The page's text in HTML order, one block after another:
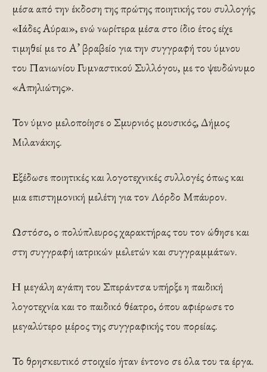
μέσα από την έκδοση της πρώτης ποιητικής του συλλογής
«Ιάδες Αύραι», ενώ νωρίτερα μέσα στο ίδιο έτος είχε
τιμηθεί με το Α’ βραβείο για την συγγραφή του ύμνου
του Πανιωνίου Γυμναστικού Συλλόγου, με το ψευδώνυμο
«Απηλιώτης».
Τον ύμνο μελοποίησε ο Σμυρνιός μουσικός, Δήμος
Μιλανάκης.
Εξέδωσε ποιητικές και λογοτεχνικές συλλογές όπως και
μια επιστημονική μελέτη για τον Λόρδο Μπάυρον.
Ωστόσο, ο πολύπλευρος χαρακτήρας του τον ώθησε και
στη συγγραφή ιατρικών μελετών και συγγραμμάτων.
Η μεγάλη αγάπη του Σπεράντσα υπήρξε η παιδική
λογοτεχνία και το παιδικό θέατρο, όπου αφιέρωσε το
μεγαλύτερο μέρος της συγγραφικής του πορείας.
Το θρησκευτικό στοιχείο ήταν έντονο σε όλα του τα έργα.